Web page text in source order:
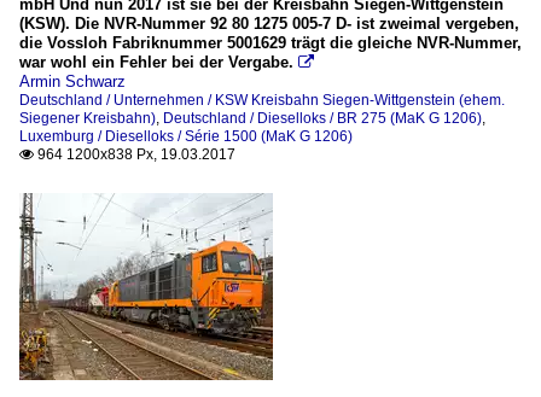
mbH Und nun 2017 ist sie bei der Kreisbahn Siegen-Wittgenstein
(KSW). Die NVR-Nummer 92 80 1275 005-7 D- ist zweimal vergeben,
die Vossloh Fabriknummer 5001629 trägt die gleiche NVR-Nummer,
war wohl ein Fehler bei der Vergabe. 
Armin Schwarz
Deutschland / Unternehmen / KSW Kreisbahn Siegen-Wittgenstein (ehem.
Siegener Kreisbahn), Deutschland / Dieselloks / BR 275 (MaK G 1206),
Luxemburg / Dieselloks / Série 1500 (MaK G 1206)
 964 1200x838 Px, 19.03.2017